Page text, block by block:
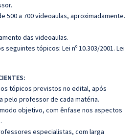
500 a 700 videoaulas, aproximadamente.
das videoaulas.
seguintes tópicos: Lei nº 10.303/2001. Lei
tópicos previstos no edital, após
pelo professor de cada matéria.
objetivo, com ênfase nos aspectos
especialistas, com larga